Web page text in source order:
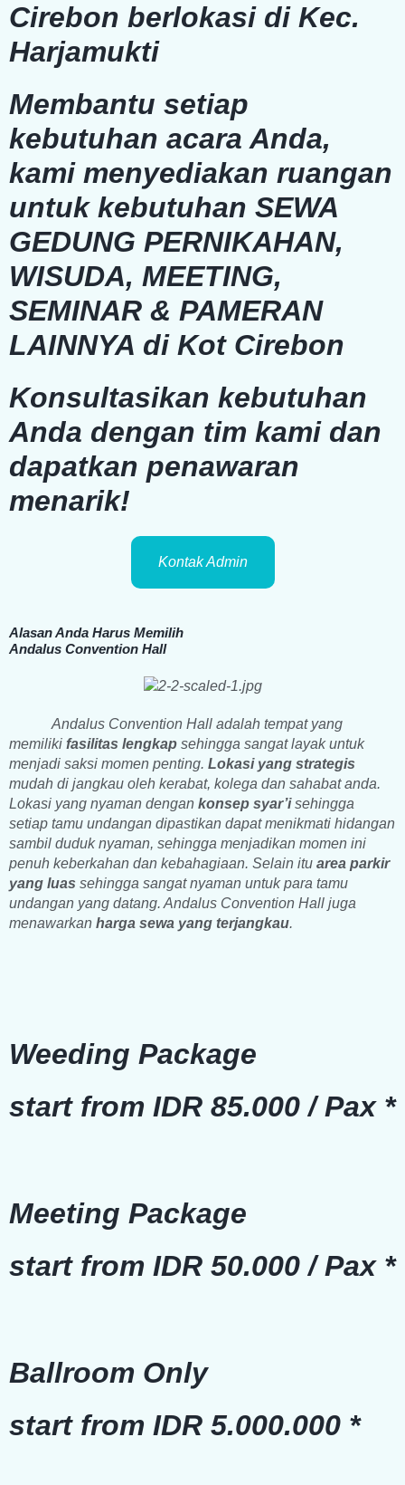
Cirebon berlokasi di Kec.
Harjamukti
Membantu setiap
kebutuhan acara Anda,
kami menyediakan ruangan
untuk kebutuhan SEWA
GEDUNG PERNIKAHAN,
WISUDA, MEETING,
SEMINAR & PAMERAN
LAINNYA di Kot Cirebon
Konsultasikan kebutuhan
Anda dengan tim kami dan
dapatkan penawaran
menarik!
Kontak Admin
Alasan Anda Harus Memilih
Andalus Convention Hall
Andalus Convention Hall adalah tempat yang
memiliki fasilitas lengkap sehingga sangat layak untuk
menjadi saksi momen penting. Lokasi yang strategis
mudah di jangkau oleh kerabat, kolega dan sahabat anda.
Lokasi yang nyaman dengan konsep syar’isehingga
setiap tamu undangan dipastikan dapat menikmati hidangan
sambil duduk nyaman, sehingga menjadikan momen ini
penuh keberkahan dan kebahagiaan. Selain itu area parkir
yang luas sehingga sangat nyaman untuk para tamu
undangan yang datang. Andalus Convention Hall juga
menawarkan harga sewa yang terjangkau.
Weeding Package​
start from IDR 85.000 / Pax *
Meeting Package
start from IDR 50.000 / Pax *
Ballroom Only
start from IDR 5.000.000 *